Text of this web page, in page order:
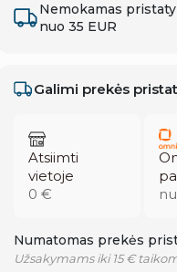
Nemokamas
nuo 35 EUR
Galimi prekės
Atsiimti
vietoje
0 €
Numatomas prekės
Užsakymams iki 15 €